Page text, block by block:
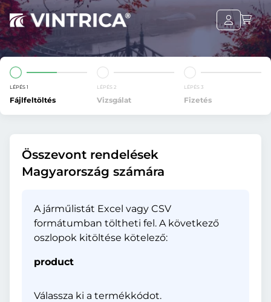
LÉPÉS 1
Fájlfeltöltés
LÉPÉS 2
Vizsgálat
LÉPÉS 3
Fizetés
Összevont rendelések
Magyarország számára
A járműlistát Excel vagy CSV
formátumban töltheti fel. A következő
oszlopok kitöltése kötelező:
product
Válassza ki a termékkódot.